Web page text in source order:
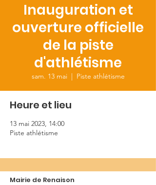
Inauguration et
ouverture officielle
de la piste
d'athlétisme
sam. 13 mai
  |
Piste athlétisme
Heure et lieu
13 mai 2023, 14:00
Piste athlétisme
Mairie de Renaison